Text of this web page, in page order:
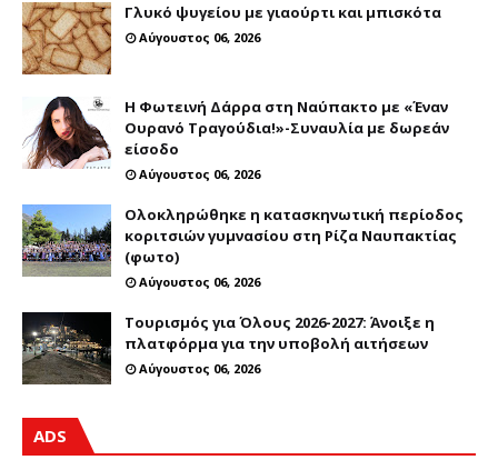
Γλυκό ψυγείου με γιαούρτι και μπισκότα
Αύγουστος 06, 2026
Η Φωτεινή Δάρρα στη Ναύπακτο με «Έναν
Ουρανό Τραγούδια!»-Συναυλία με δωρεάν
είσοδο
Αύγουστος 06, 2026
Ολοκληρώθηκε η κατασκηνωτική περίοδος
κοριτσιών γυμνασίου στη Ρίζα Ναυπακτίας
(φωτο)
Αύγουστος 06, 2026
Τουρισμός για Όλους 2026-2027: Άνοιξε η
πλατφόρμα για την υποβολή αιτήσεων
Αύγουστος 06, 2026
ADS